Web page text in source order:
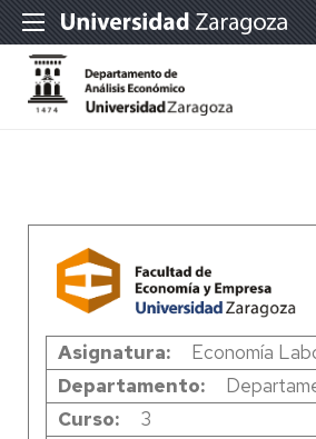
Asignatura
Economía
Departamento
Curso
3